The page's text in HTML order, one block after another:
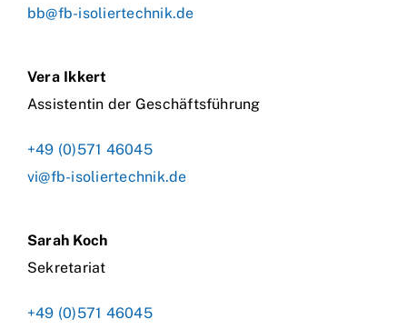
bb@fb-isoliertechnik.de
Vera Ikkert
Assistentin der Geschäftsführung
+49 (0)571 46045
vi@fb-isoliertechnik.de
Sarah Koch
Sekretariat
+49 (0)571 46045